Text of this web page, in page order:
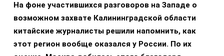
На фоне участившихся разговоров на Западе о
возможном захвате Калининградской области
китайские журналисты решили напомнить, как
этот регион вообще оказался у России. По их